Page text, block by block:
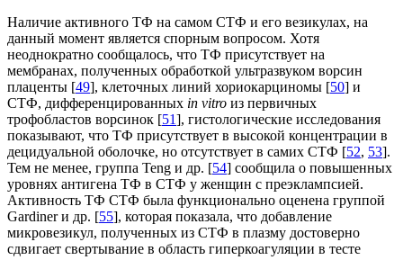
Наличие активного ТФ на самом СТФ и его везикулах, на
данный момент является спорным вопросом. Хотя
неоднократно сообщалось, что ТФ присутствует на
мембранах, полученных обработкой ультразвуком ворсин
плаценты [49], клеточных линий хориокарциномы [50] и
СТФ, дифференцированных in vitro из первичных
трофобластов ворсинок [51], гистологические исследования
показывают, что ТФ присутствует в высокой концентрации в
децидуальной оболочке, но отсутствует в самих СТФ [52, 53].
Тем не менее, группа Teng и др. [54] сообщила о повышенных
уровнях антигена ТФ в СТФ у женщин с преэклампсией.
Активность ТФ СТФ была функционально оценена группой
Gardiner и др. [55], которая показала, что добавление
микровезикул, полученных из СТФ в плазму достоверно
сдвигает свертывание в область гиперкоагуляции в тесте